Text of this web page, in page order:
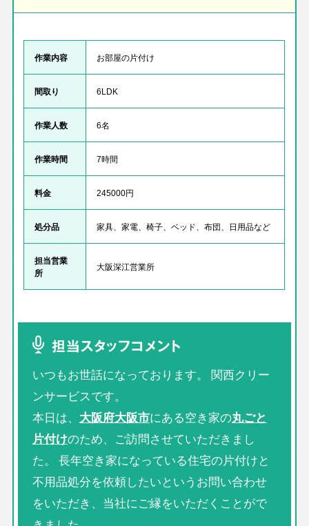
作業内容 お部屋の片付け
間取り 6LDK
作業人数 6名
作業時間 7時間
料金 245000円
処分品 家具、家電、椅子、ベッド、布団、日用品など
担当営業
所
大阪深江営業所
担当スタッフコメント
いつもお世話になっております。 関西クリー
ンサービスです。
本日は、 大阪府大阪市にある空き家の丸ごと
片付けのため、ご訪問させていただきまし
た。 長年空き家になっている住宅の片付けと
不用品処分を依頼したいというお問い合わせ
をいただき、当社にご縁をいただくことがで